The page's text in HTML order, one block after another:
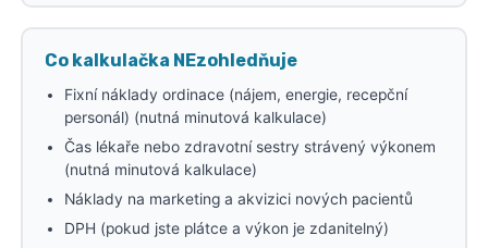
Co kalkulačka NEzohledňuje
Fixní náklady ordinace (nájem, energie, recepční
personál) (nutná minutová kalkulace)
Čas lékaře nebo zdravotní sestry strávený výkonem
(nutná minutová kalkulace)
Náklady na marketing a akvizici nových pacientů
DPH (pokud jste plátce a výkon je zdanitelný)